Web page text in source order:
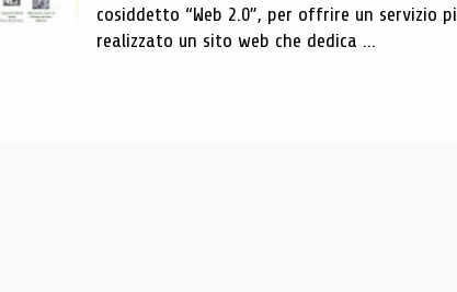
cosiddetto “Web 2.0”, per offrire un servizio
realizzato un sito web che dedica ...